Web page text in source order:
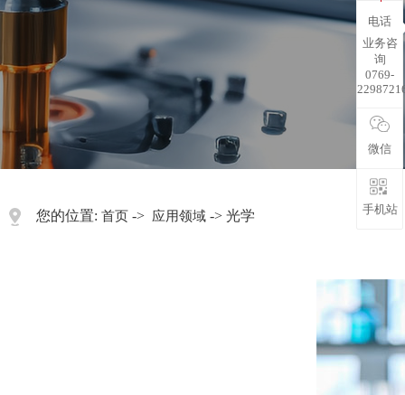
您的位置: 首页 -> 应用领域 -> 光学
电话
业务咨
询
0769-
微信
手机站